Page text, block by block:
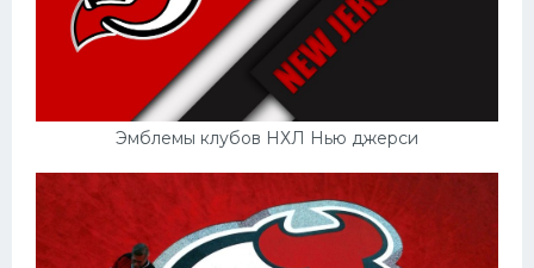
Эмблемы клубов НХЛ Нью джерси